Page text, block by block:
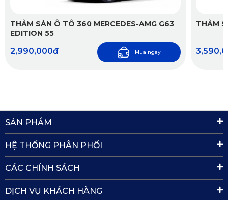
Thảm sàn KATA 360 Fortuner 2017 giúp bảo vệ toàn diện
sàn xe khỏi bụi bẩn, nước, các vết bẩn, và các yếu tố tác
động từ môi trường bên ngoài. Thiết kế vừa vặn giúp thảm
bao phủ toàn bộ diện tích sàn xe, bảo vệ tối ưu cho sàn xe
và duy trì vẻ đẹp cho không gian nội thất xe. Điều này giúp
chủ xe tiết kiệm chi phí bảo dưỡng và tránh phải thay thế
THẢM SÀN Ô TÔ 360 MERCEDES-AMG G63
EDITION 55
2,990,000đ Mua ngay
THẢM
SẢN PHẨM
HỆ THỐNG PHÂN PHỐI
CÁC CHÍNH SÁCH
DỊCH VỤ KHÁCH HÀNG